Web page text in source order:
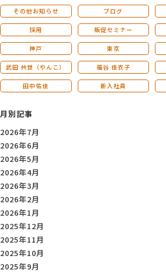
その他お知らせ ブログ
採用 販促セミナー
神戸 東京
武田 共世（やんこ） 福谷 佳衣子
田中佑佳 新入社員
月別記事
2026年7月
2026年6月
2026年5月
2026年4月
2026年3月
2026年2月
2026年1月
2025年12月
2025年11月
2025年10月
2025年9月